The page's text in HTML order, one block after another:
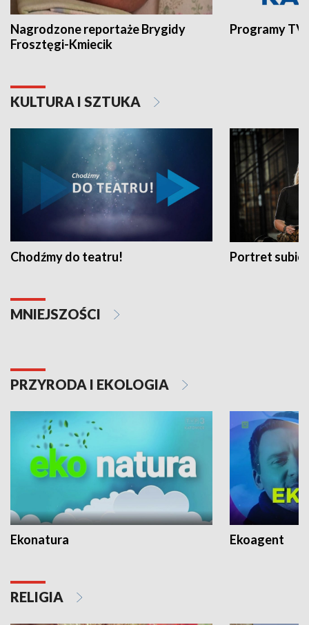
Nagrodzone reportaże Brygidy
Frosztęgi-Kmiecik
Programy
KULTURA I SZTUKA
Chodźmy do teatru! Portret
MNIEJSZOŚCI
PRZYRODA I EKOLOGIA
Ekonatura Ekoagent
RELIGIA